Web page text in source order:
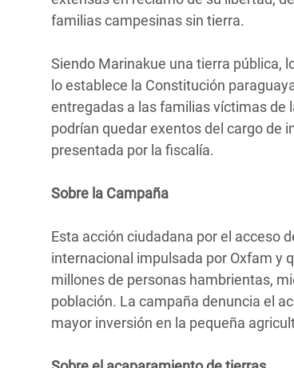
familias campesinas sin tierra.
Siendo Marinakue una tierra pública,
lo establece la Constitución
entregadas a las familias víctimas de
podrían quedar exentos del cargo de
presentada por la fiscalía.
Sobre la Campaña
Esta acción ciudadana por el acceso
internacional impulsada por Oxfam y
millones de personas hambrientas,
población. La campaña denuncia el
mayor inversión en la pequeña